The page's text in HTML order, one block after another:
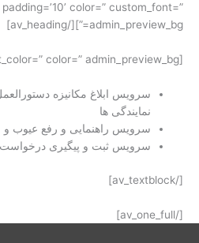
تماس با ما
درخواست دمو
padding=’10’ color=” custom_font=”
admin_preview_bg=”][/av_heading]
[av_textblock size=” font_color=” color=” admin_preview_bg=”]
سرویس ابلاغ مکانیزه
نمایندگی ها
سرویس راهنمایی و رفع عیوب و
سرویس ثبت و پیگیری درخواست
[/av_textblock]
[/av_one_full]